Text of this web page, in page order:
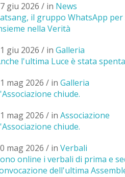
giu 2026 / in News
il gruppo WhatsApp per
nella Verità
giu 2026 / in Galleria
l'ultima Luce è stata spenta
mag 2026 / in Galleria
chiude.
mag 2026 / in Associazione
chiude.
mag 2026 / in Verbali
online i verbali di prima e
dell'ultima